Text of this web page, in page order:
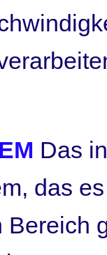
Das
das
Bereich